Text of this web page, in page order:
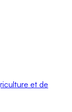
et de